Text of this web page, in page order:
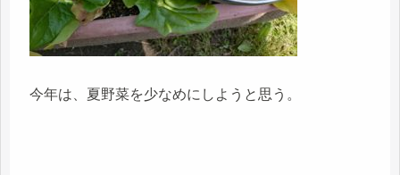
今年は、夏野菜を少なめにしようと思う。